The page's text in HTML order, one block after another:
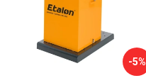
-5%